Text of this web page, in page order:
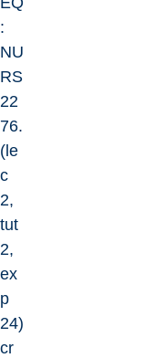
:
NU
RS
22
76.
(le
c
2,
tut
2,
ex
p
24)
cr